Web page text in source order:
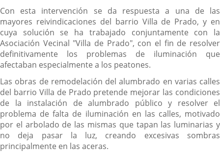
Con esta intervención se da respuesta a una de las
mayores reivindicaciones del barrio Villa de Prado, y en
cuya solución se ha trabajado conjuntamente con la
Asociación Vecinal "Villa de Prado", con el fin de resolver
definitivamente los problemas de iluminación que
afectaban especialmente a los peatones.
Las obras de remodelación del alumbrado en varias calles
del barrio Villa de Prado pretende mejorar las condiciones
de la instalación de alumbrado público y resolver el
problema de falta de iluminación en las calles, motivado
por el arbolado de las mismas que tapan las luminarias y
no deja pasar la luz, creando excesivas sombras
principalmente en las aceras.